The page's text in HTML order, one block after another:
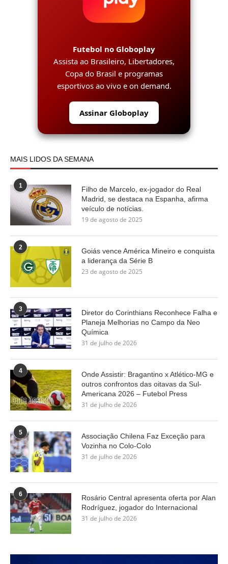
Futebol no Globoplay
Assista ao Brasileiro, Libertadores,
Copa do Brasil e programas
esportivos ao vivo e on demand.
Assinar Globoplay
MAIS LIDOS DA SEMANA
1
Filho de Marcelo, ex-jogador do Real
Madrid, se destaca na Espanha, afirma
veículo de notícias.
19 de agosto de 2025
2
Goiás vence América Mineiro e conquista
a liderança da Série B
23 de agosto de 2025
3
Diretor do Corinthians Reconhece Falha e
Planeja Melhorias no Campo da Neo
Química
31 de julho de 2026
4
Onde Assistir: Bragantino x Atlético-MG e
outros confrontos das oitavas da Sul-
Americana 2026 – Futebol Press
31 de julho de 2026
5
Associação Chilena Faz Exceção para
Vozinha no Colo-Colo
31 de julho de 2026
6
Rosário Central apresenta oferta por Alan
Rodríguez, jogador do Internacional
31 de julho de 2026